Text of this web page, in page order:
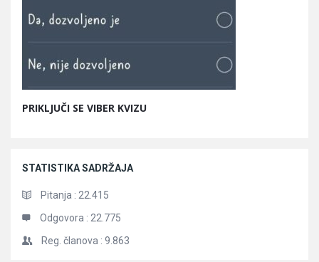
PRIKLJUČI SE VIBER KVIZU
STATISTIKA SADRŽAJA
Pitanja : 22.415
Odgovora : 22.775
Reg. članova : 9.863